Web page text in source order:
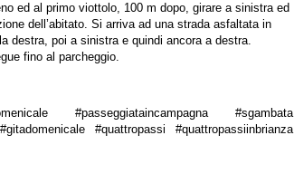
ed al primo viottolo, 100 m dopo, girare a sinistra ed
dell’abitato. Si arriva ad una strada asfaltata in
destra, poi a sinistra e quindi ancora a destra.
fino al parcheggio.
#passeggiataincampagna #sgambata
#quattropassi #quattropassiinbrianza